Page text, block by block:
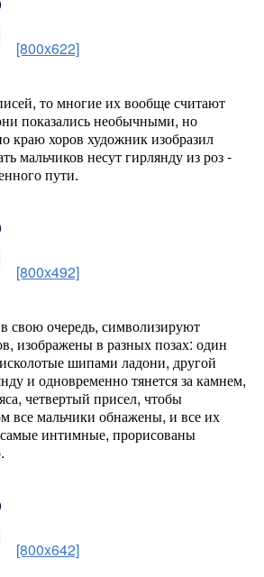
[800x622]
то многие их вообще считают
показались необычными, но
краю хоров художник изобразил
мальчиков несут гирлянду из роз -
пути.
[800x492]
свою очередь, символизируют
изображены в разных позах: один
шипами ладони, другой
и одновременно тянется за камнем,
четвертый присел, чтобы
все мальчики обнажены, и все их
самые интимные, прорисованы
[800x642]